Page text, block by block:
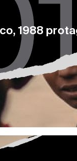
1988